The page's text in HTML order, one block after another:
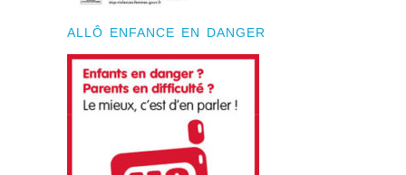
ALLÔ ENFANCE EN DANGER